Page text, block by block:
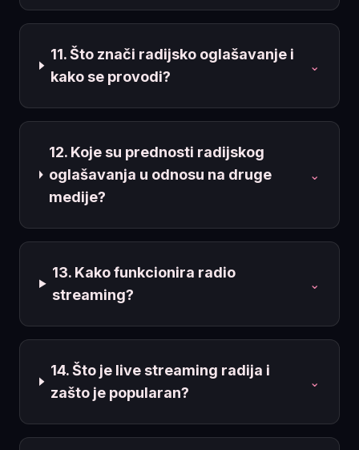
11. Što znači radijsko oglašavanje i
kako se provodi?
⌄
12. Koje su prednosti radijskog
oglašavanja u odnosu na druge
medije?
⌄
13. Kako funkcionira radio
streaming?
⌄
14. Što je live streaming radija i
zašto je popularan?
⌄